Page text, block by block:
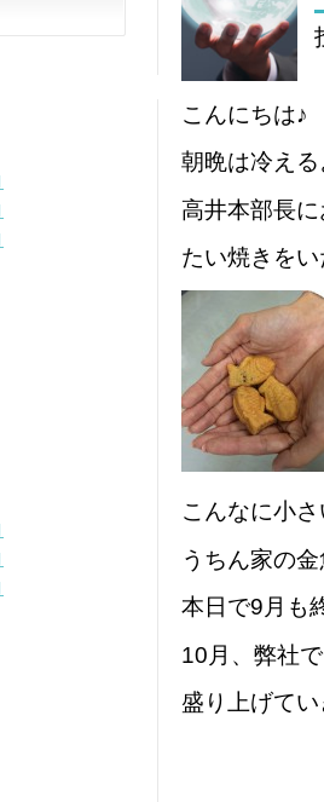
こんにちは♪
朝晩は冷え
高井本部長
たい焼きを
こんなに小
うちん家の
本日で9月も
10月、弊社
盛り上げて